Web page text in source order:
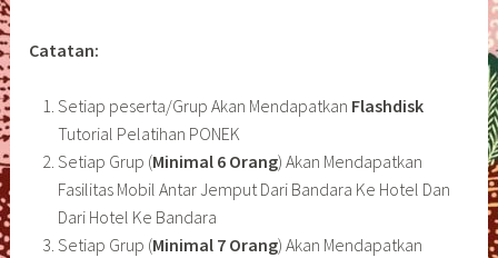
Catatan:
Setiap peserta/Grup Akan Mendapatkan Flashdisk
Tutorial Pelatihan PONEK
Setiap Grup (Minimal 6 Orang) Akan Mendapatkan
Fasilitas Mobil Antar Jemput Dari Bandara Ke Hotel Dan
Dari Hotel Ke Bandara
Setiap Grup (Minimal 7 Orang) Akan Mendapatkan